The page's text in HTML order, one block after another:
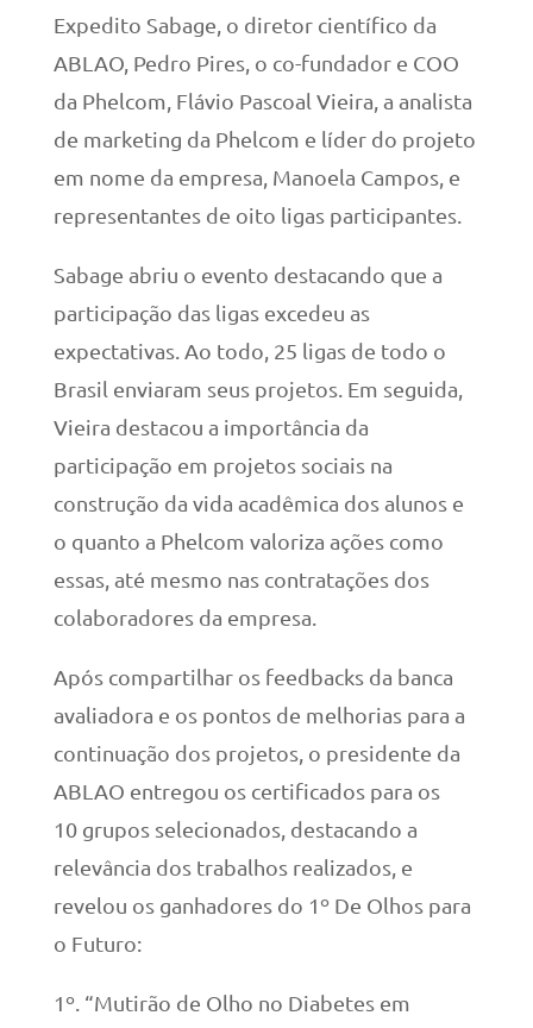
Expedito Sabage, o diretor científico da
ABLAO, Pedro Pires, o co-fundador e COO
da Phelcom, Flávio Pascoal Vieira, a analista
de marketing da Phelcom e líder do projeto
em nome da empresa, Manoela Campos, e
representantes de oito ligas participantes.
Sabage abriu o evento destacando que a
participação das ligas excedeu as
expectativas. Ao todo, 25 ligas de todo o
Brasil enviaram seus projetos. Em seguida,
Vieira destacou a importância da
participação em projetos sociais na
construção da vida acadêmica dos alunos e
o quanto a Phelcom valoriza ações como
essas, até mesmo nas contratações dos
colaboradores da empresa.
Após compartilhar os feedbacks da banca
avaliadora e os pontos de melhorias para a
continuação dos projetos, o presidente da
ABLAO entregou os certificados para os
10 grupos selecionados, destacando a
relevância dos trabalhos realizados, e
revelou os ganhadores do 1º De Olhos para
o Futuro:
1º. “Mutirão de Olho no Diabetes em